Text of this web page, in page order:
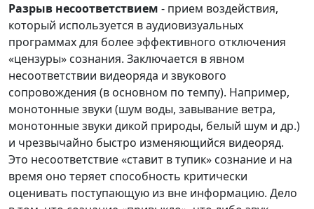
Разрыв несоответствием - прием воздействия,
который используется в аудиовизуальных
программах для более эффективного отключения
«цензуры» сознания. Заключается в явном
несоответствии видеоряда и звукового
сопровождения (в основном по темпу). Например,
монотонные звуки (шум воды, завывание ветра,
монотонные звуки дикой природы, белый шум и др.)
и чрезвычайно быстро изменяющийся видеоряд.
Это несоответствие «ставит в тупик» сознание и на
время оно теряет способность критически
оценивать поступающую из вне информацию. Дело